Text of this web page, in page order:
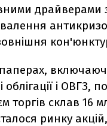
драйверами
і ОВГЗ,
торгів склав 16
ринку